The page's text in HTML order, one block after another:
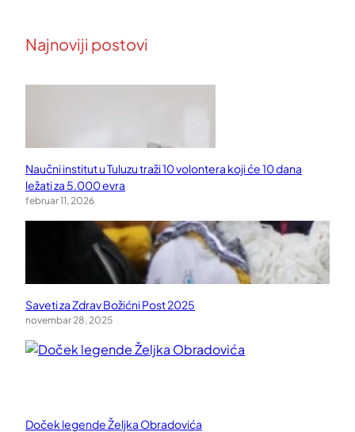
Najnoviji postovi
Naučni institut u Tuluzu traži 10 volontera koji će 10 dana
ležati za 5.000 evra
februar 11, 2026
Saveti za Zdrav Božićni Post 2025
novembar 28, 2025
Doček legende Željka Obradovića